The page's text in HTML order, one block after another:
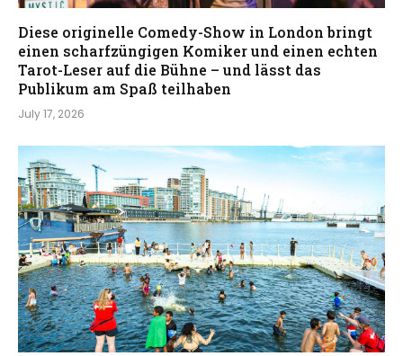
Diese originelle Comedy-Show in London bringt
einen scharfzüngigen Komiker und einen echten
Tarot-Leser auf die Bühne – und lässt das
Publikum am Spaß teilhaben
July 17, 2026